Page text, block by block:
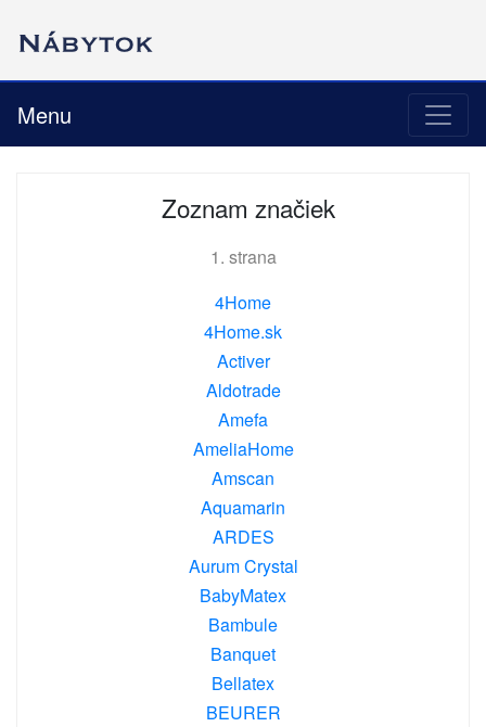
Menu
Zoznam značiek
1. strana
4Home
4Home.sk
Activer
Aldotrade
Amefa
AmeliaHome
Amscan
Aquamarin
ARDES
Aurum Crystal
BabyMatex
Bambule
Banquet
Bellatex
BEURER